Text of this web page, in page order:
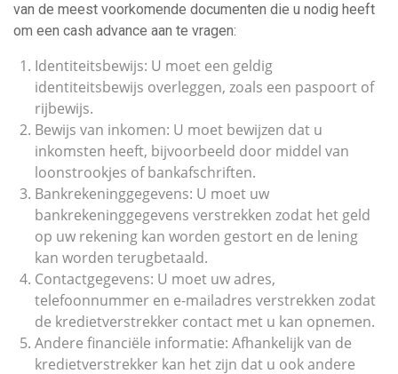
van de meest voorkomende documenten die u nodig heeft
om een cash advance aan te vragen:
Identiteitsbewijs: U moet een geldig
identiteitsbewijs overleggen, zoals een paspoort of
rijbewijs.
Bewijs van inkomen: U moet bewijzen dat u
inkomsten heeft, bijvoorbeeld door middel van
loonstrookjes of bankafschriften.
Bankrekeninggegevens: U moet uw
bankrekeninggegevens verstrekken zodat het geld
op uw rekening kan worden gestort en de lening
kan worden terugbetaald.
Contactgegevens: U moet uw adres,
telefoonnummer en e-mailadres verstrekken zodat
de kredietverstrekker contact met u kan opnemen.
Andere financiële informatie: Afhankelijk van de
kredietverstrekker kan het zijn dat u ook andere